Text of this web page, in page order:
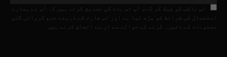
اس باکس کو چیک کر کے، آپ اس بات کی تصدیق کرتے ہیں کہ آپ نے ہمارے
استعمال کی شرائط کو پڑھ لیا ہے اور اس فارم کے ذریعے جمع کروائی گئی
معلومات کے ذخیرہ کرنے کے حوالے سے ان سے اتفاق کرتے ہیں۔